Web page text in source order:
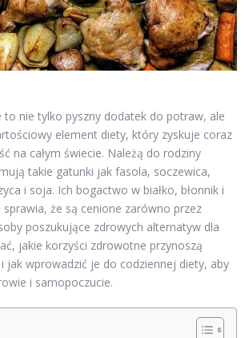
to nie tylko pyszny dodatek do potraw, ale
element diety, który zyskuje coraz
na całym świecie. Należą do rodziny
takie gatunki jak fasola, soczewica,
i soja. Ich bogactwo w białko, błonnik i
sprawia, że są cenione zarówno przez
poszukujące zdrowych alternatyw dla
jakie korzyści zdrowotne przynoszą
jak wprowadzić je do codziennej diety, aby
i samopoczucie.